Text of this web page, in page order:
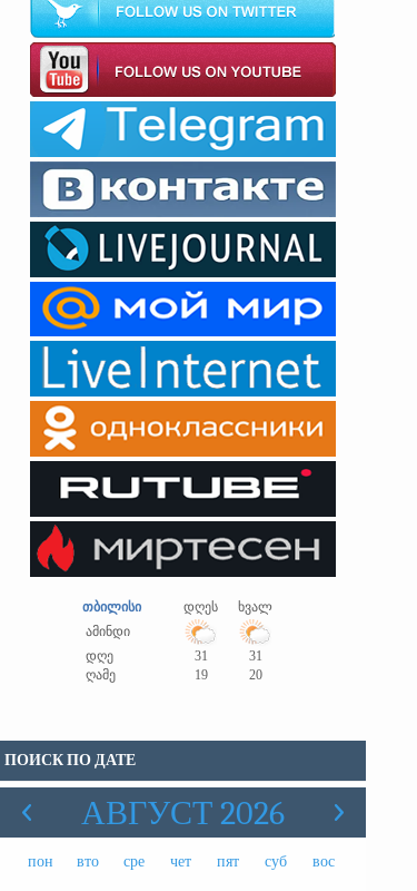
თბილისი დღეს
ხვალ
ამინდი
დღე
31
31
ღამე
19 20
ПОИСК ПО ДАТЕ
АВГУСТ 2026
пон вто сре чет пят суб вос